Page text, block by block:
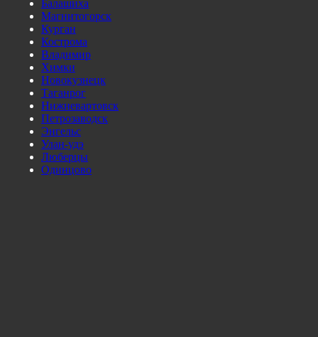
Балашиха
Магнитогорск
Курган
Кострома
Владимир
Химки
Новокузнецк
Таганрог
Нижневартовск
Петрозаводск
Энгельс
Улан-удэ
Люберцы
Одинцово